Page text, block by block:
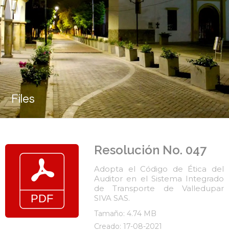
Files
Resolución No. 047
Adopta el Código de Ética del
Auditor en el Sistema Integrado
de Transporte de Valledupar
SIVA SAS.
Tamaño: 4.74 MB
Creado: 17-08-2021